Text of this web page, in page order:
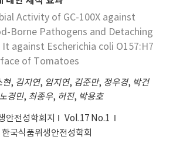
초의 수용액이 포함된 Moulter Hinton
spp. 및 S. coli O157:H7를 접
들 균에 대한 억제능(inhibitory
확인할 수 있었다. 백련초 제제를 경구투
가 급격히 감소하였고, 낀 후에는 더 이상
이 배출되지 않았으며, intestinal IgA가
vitro에서 S. enteritis, S.
DT104와 E. coli O157:H7대한 항균
Activity of GC-100X against
Borne Pathogens and Detaching
against Escherichia coli O157:H7
of Tomatoes
현, 김지연, 임지연, 김준만, 정우경, 박건
노경민, 최종우, 허진, 박용호
안전성학회지
Vol.17 No.1
한국식품위생안전성학회